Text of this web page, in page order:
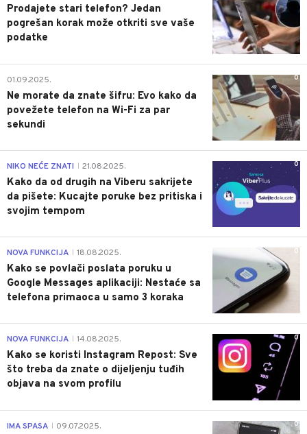
Prodajete stari telefon? Jedan
pogrešan korak može otkriti sve vaše
podatke
0
01.09.2025.
Ne morate da znate šifru: Evo kako da
povežete telefon na Wi-Fi za par
sekundi
0
NIKO NEĆE ZNATI 21.08.2025.
Kako da od drugih na Viberu sakrijete
da pišete: Kucajte poruke bez pritiska i
svojim tempom
0
NOVA FUNKCIJA 18.08.2025.
Kako se povlači poslata poruku u
Google Messages aplikaciji: Nestaće sa
telefona primaoca u samo 3 koraka
0
NOVA FUNKCIJA 14.08.2025.
Kako se koristi Instagram Repost: Sve
što treba da znate o dijeljenju tuđih
objava na svom profilu
0
IMA SPASA 09.07.2025.